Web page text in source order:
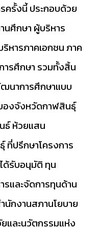
ครั้งนี้ ประกอบด้วย
นศึกษา ผู้บริหาร
หารภาคเอกชน ภาค
ารศึกษา รวมทั้งสิ้น
นาการศึกษาแบบ
องจังหวัดกาฬสินธุ์
ธ์ ห้วยแสน
ที่ปรึกษาโครงการ
ด้รับอนุมัติ ทุน
และจัดการทุนด้าน
กงานสภานโยบาย
และนวัตกรรมแห่ง